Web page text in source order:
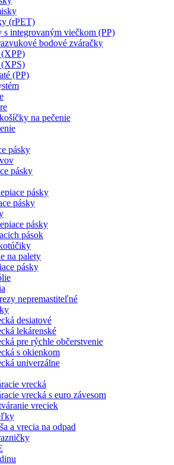
(rPET)
s integrovaným viečkom (PP)
bodové zváračky
(PP)
na pečenie
pásky
pásky
pásky
pásky
pásky
pások
na palety
pásky
nepremastiteľné
desiatové
lekárenské
pre rýchle občerstvenie
s okienkom
univerzálne
vrecká
vrecká s euro závesom
vreciek
a vrecia na odpad